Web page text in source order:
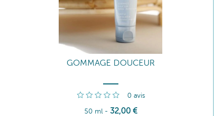
GOMMAGE DOUCEUR
0 avis
50 ml - 32,00 €